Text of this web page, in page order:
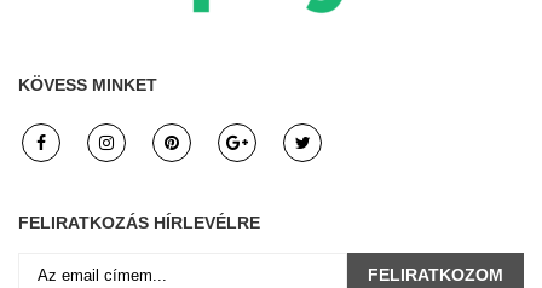
KÖVESS MINKET
FELIRATKOZÁS HÍRLEVÉLRE
FELIRATKOZOM